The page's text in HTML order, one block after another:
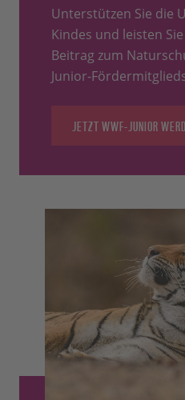
Unterstützen Sie die
Kindes und leisten
Beitrag zum
Junior-
JETZT WWF-JUNIOR